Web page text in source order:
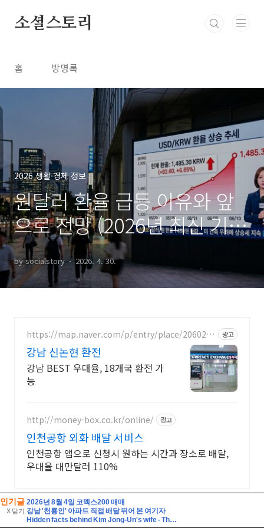
인기글
X 닫기
2026년 8월 4일 코덱스200 매매
강남 '천룡인' 아파트 직접 배달 뛰어 본 여기자
Hidden facts behind Kim Jong-Un's wife - The No. 1 Woman in North Korea.